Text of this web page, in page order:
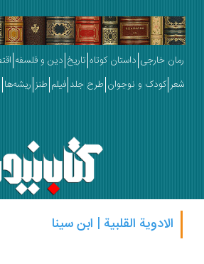
رمان خارجی داستان کوتاه تاریخ دین و فلسفه
شعر کودک و نوجوان طرح جلد فیلم طنز ریشه‌ها
الادویة ‌القلبیة | ابن سینا